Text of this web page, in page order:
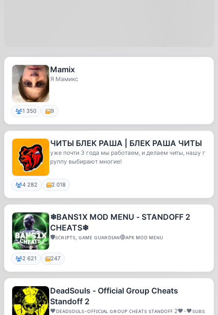
Mamix
Я Мамикс
1 350 9
ЧИТЫ БЛЕК РАША | БЛЕК РАША ЧИТЫ
уже почти 3 года мы работаем, и делаем читы, нашу г
руппу выбирают многие!
4 282 2 018
❄BANS1X MOD MENU - STANDOFF 2
CHEATS❄
🛡sᴄʀɪᴘᴛs, ɢᴀᴍᴇ ɢᴜᴀʀᴅɪᴀɴ🔴ᴀᴘᴋ ᴍᴏᴅ ᴍᴇɴᴜ
2 621 247
DeadSouls - Official Group Cheats
Standoff 2
🖤ᴅᴇᴀᴅsᴏᴜʟs-ᴏꜰꜰɪᴄɪᴀʟ ɢʀᴏᴜᴘ ᴄʜᴇᴀᴛs sᴛᴀɴᴅᴏꜰꜰ 2🖤-🖤sᴜʙs